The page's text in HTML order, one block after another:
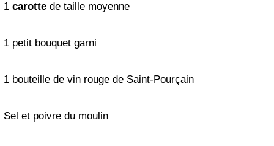
1 carotte de taille moyenne
1 petit bouquet garni
1 bouteille de vin rouge de Saint-Pourçain
Sel et poivre du moulin